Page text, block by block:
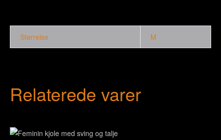
Størrelse M
Relaterede varer